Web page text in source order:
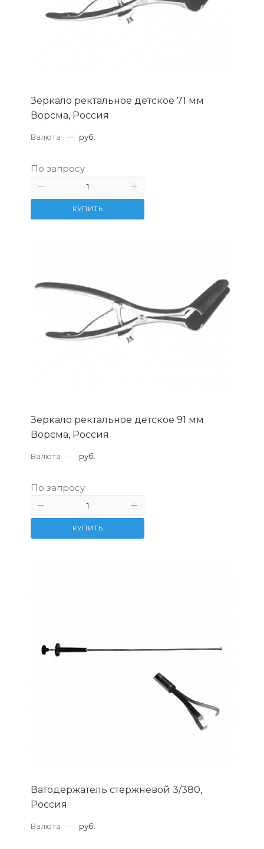
Зеркало ректальное детское 71 мм
Ворсма, Россия
Валюта — руб.
По запросу
КУПИТЬ
Зеркало ректальное детское 91 мм
Ворсма, Россия
Валюта — руб.
По запросу
КУПИТЬ
Ватодержатель стержневой 3/380,
Россия
Валюта — руб.